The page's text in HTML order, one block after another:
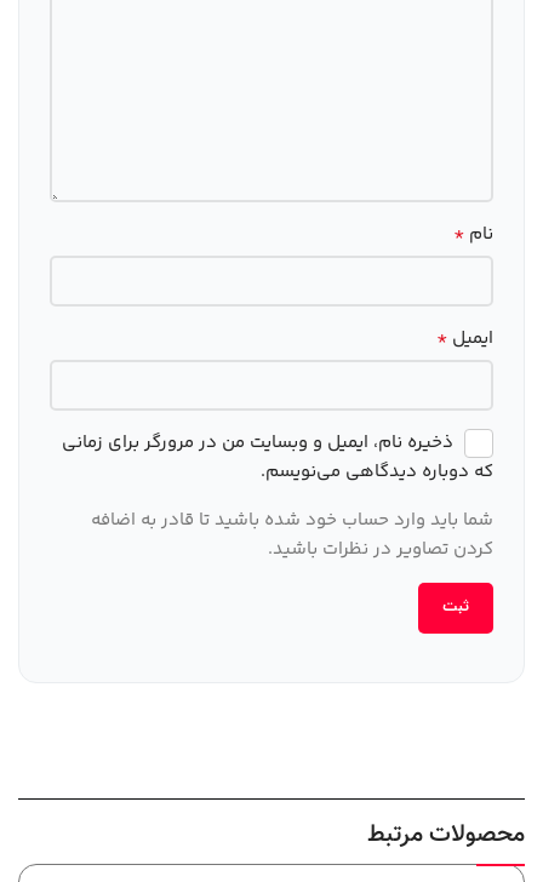
نام *
ایمیل *
ذخیره نام، ایمیل و وبسایت من در مرورگر برای زمانی
که دوباره دیدگاهی می‌نویسم.
شما باید وارد حساب خود شده باشید تا قادر به اضافه
کردن تصاویر در نظرات باشید.
محصولات مرتبط